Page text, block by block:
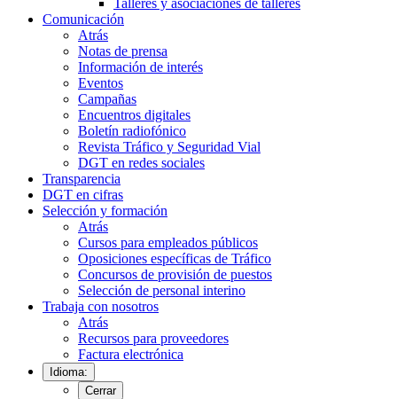
Talleres y asociaciones de talleres
Comunicación
Atrás
Notas de prensa
Información de interés
Eventos
Campañas
Encuentros digitales
Boletín radiofónico
Revista Tráfico y Seguridad Vial
DGT en redes sociales
Transparencia
DGT en cifras
Selección y formación
Atrás
Cursos para empleados públicos
Oposiciones específicas de Tráfico
Concursos de provisión de puestos
Selección de personal interino
Trabaja con nosotros
Atrás
Recursos para proveedores
Factura electrónica
Idioma:
Cerrar